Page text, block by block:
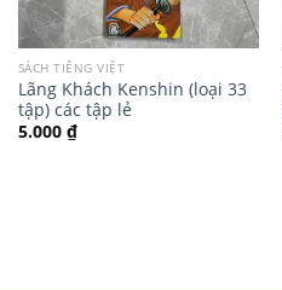
SÁCH TIẾNG VIỆT
Lãng Khách Kenshin (loại 33
tập) các tập lẻ
5.000 ₫